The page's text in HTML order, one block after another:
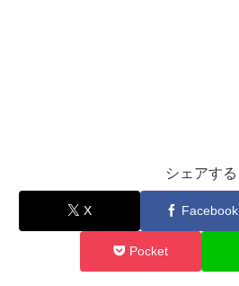
シェアする
X Facebook
Pocket